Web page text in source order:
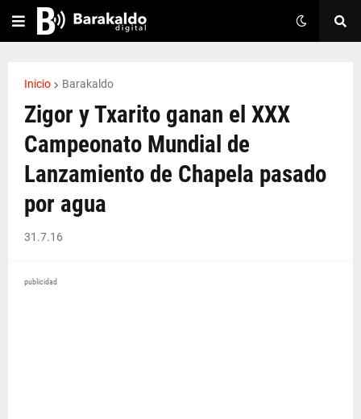
Inicio Barakaldo
Zigor y Txarito ganan el XXX
Campeonato Mundial de
Lanzamiento de Chapela pasado
por agua
31.7.16
publicidad